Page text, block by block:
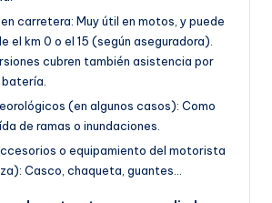
carretera: Muy útil en motos, y puede
el km 0 o el 15 (según aseguradora).
cubren también asistencia por
(en algunos casos): Como
de ramas o inundaciones.
o equipamiento del motorista
Casco, chaqueta, guantes…